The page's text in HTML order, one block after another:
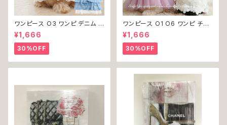
ワンピース O3 ワンピ デニム プ
リーツ レース 女の子 犬 犬服
小型 猫 服 洋服 ペット dog ド
ッグウェア おしゃれ かわいい 返
品交換不可
¥1,666
30%OFF
ワンピース O1 O6 ワンピ チュ
ール レース 花 フラワー 女の子
犬 犬服 小型 猫 服 洋服 ペット
dog ドッグウェア おしゃれ かわ
いい 返品交換不可
¥1,666
30%OFF